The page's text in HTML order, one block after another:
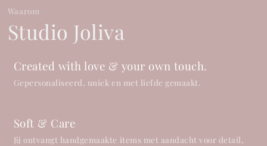
Waarom
Studio Joliva
Created with love & your own touch.
Gepersonaliseerd, uniek en met liefde gemaakt.
Soft & Care
Jij ontvangt handgemaakte items met aandacht voor detail,